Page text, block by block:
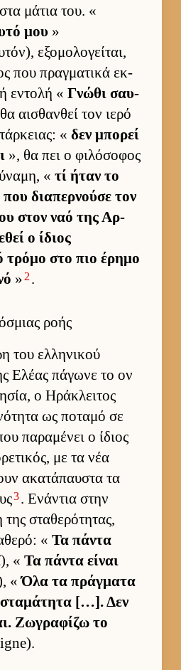
μάτια του. «
μου »
εξομολογεί­ται,
που πραγ­ματικά εκ­
εντολή « Γνώθι σαυ­
αι­σθαν­θεί τον ιερό
« δεν μπορεί
», θα πει ο φιλόσοφος
« τί ήταν το
δια­περ­νούσε τον
στον ναό της Αρ­
ο ίδιος
τρόμο στο πιο έρημο
» 2 .
ροής
του ελ­ληνικού
Ελέας πάγωνε το ον
ο Ηράκλει­τος
ως ποταμό σε
παραμένει ο ίδιος
με τα νέα
ακατάπαυ­στα τα
3. Ενάντια στην
σταθερότητας,
« Τα πάντα
« Τα πάντα εί­ναι
«Όλα τα πράγ­ματα
[…]. Δεν
Ζωγραφίζω το